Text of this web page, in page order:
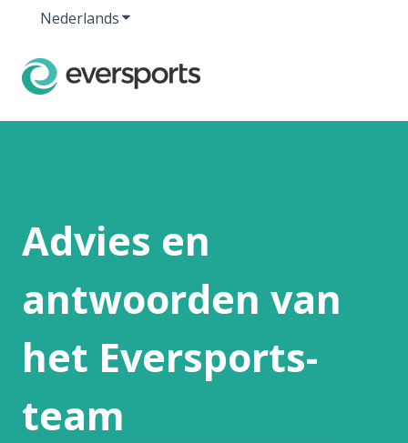
NederlandsSubmenu tonen voor vertalingen
Advies en
antwoorden van
het Eversports-
team